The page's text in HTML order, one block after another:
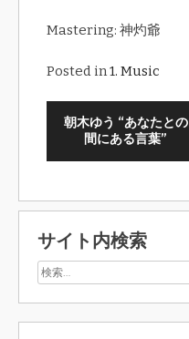
Mastering: 神灼爺
Posted in 1. Music
朝木ゆう “あなたとの
間にある言葉”
サイト内検索